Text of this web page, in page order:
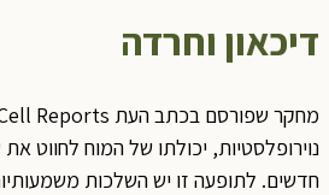
דיכאון וחרדה
נוירופלסטיות, יכולתו של המוח לחווט
חדשים. לתופעה זו יש השלכות